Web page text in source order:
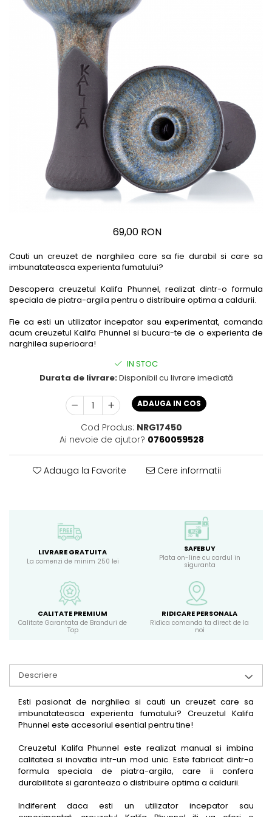
69,00 RON
Cauti un creuzet de narghilea care sa fie durabil si care sa
imbunatateasca experienta fumatului?
Descopera creuzetul Kalifa Phunnel, realizat dintr-o formula
speciala de piatra-argila pentru o distribuire optima a caldurii.
Fie ca esti un utilizator incepator sau experimentat, comanda
acum creuzetul Kalifa Phunnel si bucura-te de o experienta de
narghilea superioara!
IN STOC
Durata de livrare:Disponibil cu livrare imediată
ADAUGA IN COS
Cod Produs: NRG17450
Ai nevoie de ajutor? 0760059528
Adauga la Favorite Cere informatii
LIVRARE GRATUITA
La comenzi de minim 250 lei
SAFEBUY
Plata on-line cu cardul in
siguranta
CALITATE PREMIUM
Calitate Garantata de Branduri de
Top
RIDICARE PERSONALA
Ridica comanda ta direct de la
noi
Descriere
Esti pasionat de narghilea si cauti un creuzet care sa
imbunatateasca experienta fumatului? Creuzetul Kalifa
Phunnel este accesoriul esential pentru tine!
Creuzetul Kalifa Phunnel este realizat manual si imbina
calitatea si inovatia intr-un mod unic. Este fabricat dintr-o
formula speciala de piatra-argila, care ii confera
durabilitate si garanteaza o distribuire optima a caldurii.
Indiferent daca esti un utilizator incepator sau